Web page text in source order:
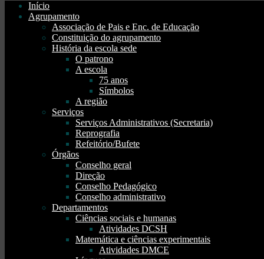
Início
Agrupamento
Associação de Pais e Enc. de Educação
Constituição do agrupamento
História da escola sede
O patrono
A escola
75 anos
Símbolos
A região
Serviços
Serviços Administrativos (Secretaria)
Reprografia
Refeitório/Bufete
Órgãos
Conselho geral
Direção
Conselho Pedagógico
Conselho administrativo
Departamentos
Ciências sociais e humanas
Atividades DCSH
Matemática e ciências experimentais
Atividades DMCE